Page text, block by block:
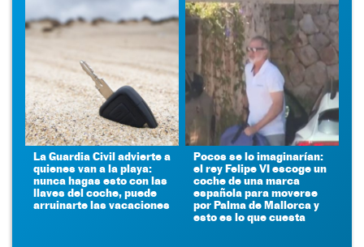
La Guardia Civil advierte a
quienes van a la playa:
nunca hagas esto con las
llaves del coche, puede
arruinarte las vacaciones
Pocos se lo imaginarían:
el rey Felipe VI escoge un
coche de una marca
española para moverse
por Palma de Mallorca y
esto es lo que cuesta